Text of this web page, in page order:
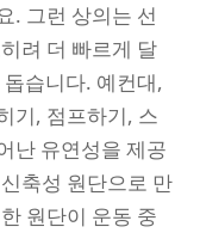
. 그런 상의는 선
려 더 빠르게 달
습니다. 예컨대,
기, 점프하기, 스
난 유연성을 제공
축성 원단으로 만
원단이 운동 중